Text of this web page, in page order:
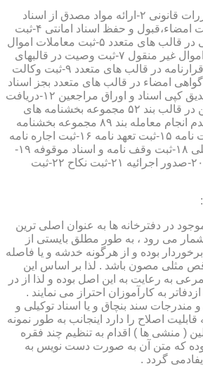
۱-ثبت اسناد مطابق مقررات قانونی ۲-ارائه مواد مصدق از اسناد
ثبت شده ۳-تصدیق صحت امضاء،قبول و حفظ اسناد امانتی ۴-ثبت
معاملات شرطی و رهنی در قالب های متعدد ۵-ثبت معاملات اموال
منقول ۶-ثبت معاملات اموال غیر منقول ۷-ثبت وصیت در قالبهای
عهدی و تکمیلی ۸-ثبت اقرارنامه در قالب های متعدد ۹-ثبت وکالت
قالب های متعدد ۱۰-گواهی امضاء در قالب های متعدد بجز اسناد
مالی و معاملاتی ۱۱-تصدیق کپی اسناد و اوراق مراجعین ۱۲-دریافت
قبوض سپرده مستاجرین در قالب بند ۵۲ مجموعه بخشنامه های
ثبتی ۱۳-صدور گواهی عدم انجام معامله بند ۸۹ مجموعه بخشنامه
های ثبتی ۱۴-ثبت رضایت نامه ۱۵-ثبت تعهد نامه ۱۶-ثبت اجاره نامه
۱۷-ثبت معاملات سرقفلی ۱۸-ثبت وقف نامه و اسناد موقوفه ۱۹-
ثبت اسناد ضمانت نامه ۲۰-صدور اجرائیه ۲۱-ثبت نکاح ۲۲-ثبت
موجود در دفترخانه ها به عنوان اصلی ترین
می رود ، به طور مطلق بایستی از
بوده و از هرگونه خدشه و یا فاصله
مثلی مصون باشد . لذا بر اساس این
به رعایت به این اصل بوده و لذا از در
به کارآموزان احتراز می نمایند .
مندرجات سند بنچاق و یا اسناد توکیلی و
قابلیت اصلاح را دارد اینجانب به طور نمونه
( منشی ها ) اقدام به تنظیم چند فقره
که متن آن به صورت دست نویس به
گردد .